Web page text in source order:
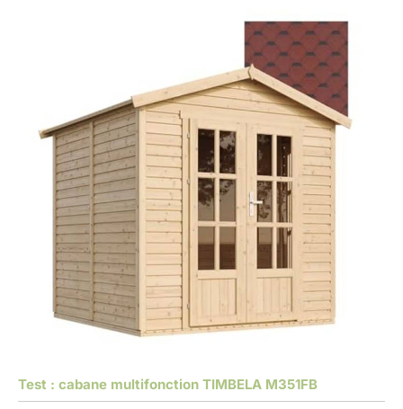
Test : cabane multifonction TIMBELA M351FB